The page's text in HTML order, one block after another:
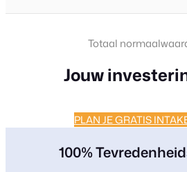
Totaal
Jouw
PLAN JE GRATIS
100%